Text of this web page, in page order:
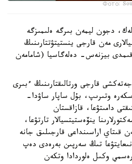
Фото:
دجون ليمەن بىرگە ەلىمىزگە
مەن قارجى ينستيتۋتتارىنىڭ
بيزنەس- دەلەگاسيا (شامامەن
قارجى ورتالىقتارىنىڭ ءبىرى
وتىرىپ، بۇل ساپار ساۋدا-
دامىتۋعا، قازاقستان
ينۆەستيتسيالار تارتۋعا،
قىتاي اراسىنداعى قارجىلىق جانە
تىڭ سەرپىن بەرەدى دەپ
وكىل ەلوردادا وتكەن